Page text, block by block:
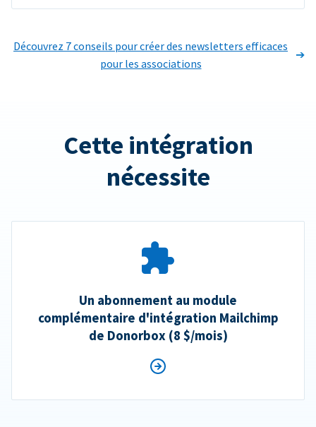
Découvrez 7 conseils pour créer des newsletters efficaces
pour les associations
Cette intégration
nécessite
Un abonnement au module
complémentaire d'intégration Mailchimp
de Donorbox (8 $/mois)